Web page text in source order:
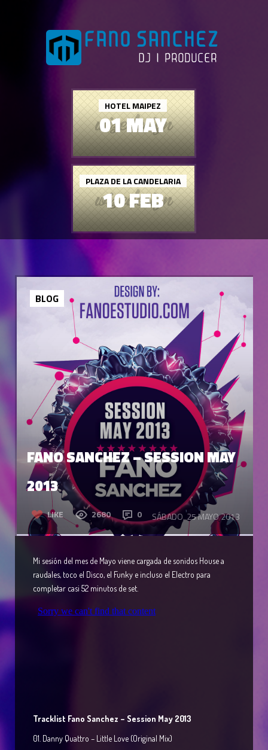
01 MAY
HOTEL MAIPEZ
10 FEB
PLAZA DE LA CANDELARIA
FANO SANCHEZ – SESSION MAY
2013
LIKE 2680 0 SÁBADO, 25 MAYO 2013
BLOG
Mi sesión del mes de Mayo viene cargada de sonidos House a
raudales, toco el Disco, el Funky e incluso el Electro para
completar casi 52 minutos de set.
Tracklist Fano Sanchez – Session May 2013
01. Danny Quattro – Little Love (Original Mix)